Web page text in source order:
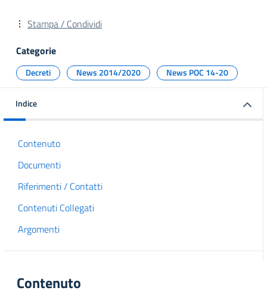
Stampa / Condividi
Categorie
Decreti News 2014/2020 News POC 14-20
Indice
Contenuto
Documenti
Riferimenti / Contatti
Contenuti Collegati
Argomenti
Contenuto